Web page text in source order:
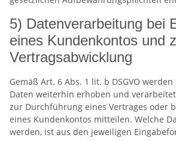
5) Datenverarbeitung bei
eines Kundenkontos und
Vertragsabwicklung
Gemäß Art. 6 Abs. 1 lit. b DSGVO
Daten weiterhin erhoben und
zur Durchführung eines Vertrages oder
eines Kundenkontos mitteilen. Welche
werden, ist aus den jeweiligen